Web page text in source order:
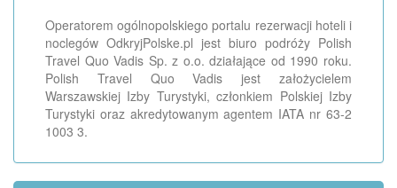
Operatorem ogólnopolskiego portalu rezerwacji hoteli i
noclegów OdkryjPolske.pl jest biuro podróży Polish
Travel Quo Vadis Sp. z o.o. działające od 1990 roku.
Polish Travel Quo Vadis jest założycielem
Warszawskiej Izby Turystyki, członkiem Polskiej Izby
Turystyki oraz akredytowanym agentem IATA nr 63-2
1003 3.